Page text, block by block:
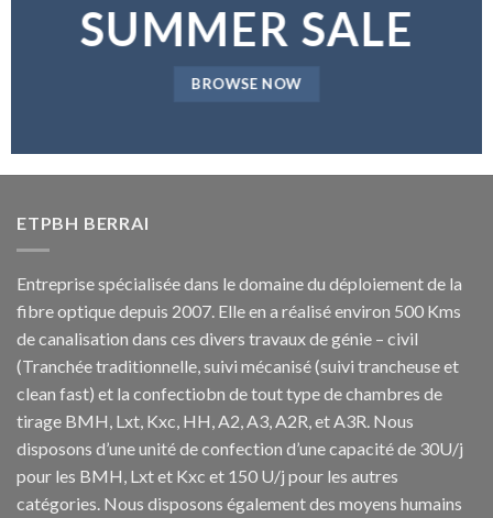
SUMMER SALE
BROWSE NOW
ETPBH BERRAI
Entreprise spécialisée dans le domaine du déploiement de la
fibre optique depuis 2007. Elle en a réalisé environ 500 Kms
de canalisation dans ces divers travaux de génie – civil
(Tranchée traditionnelle, suivi mécanisé (suivi trancheuse et
clean fast) et la confectiobn de tout type de chambres de
tirage BMH, Lxt, Kxc, HH, A2, A3, A2R, et A3R. Nous
disposons d’une unité de confection d’une capacité de 30U/j
pour les BMH, Lxt et Kxc et 150 U/j pour les autres
catégories. Nous disposons également des moyens humains